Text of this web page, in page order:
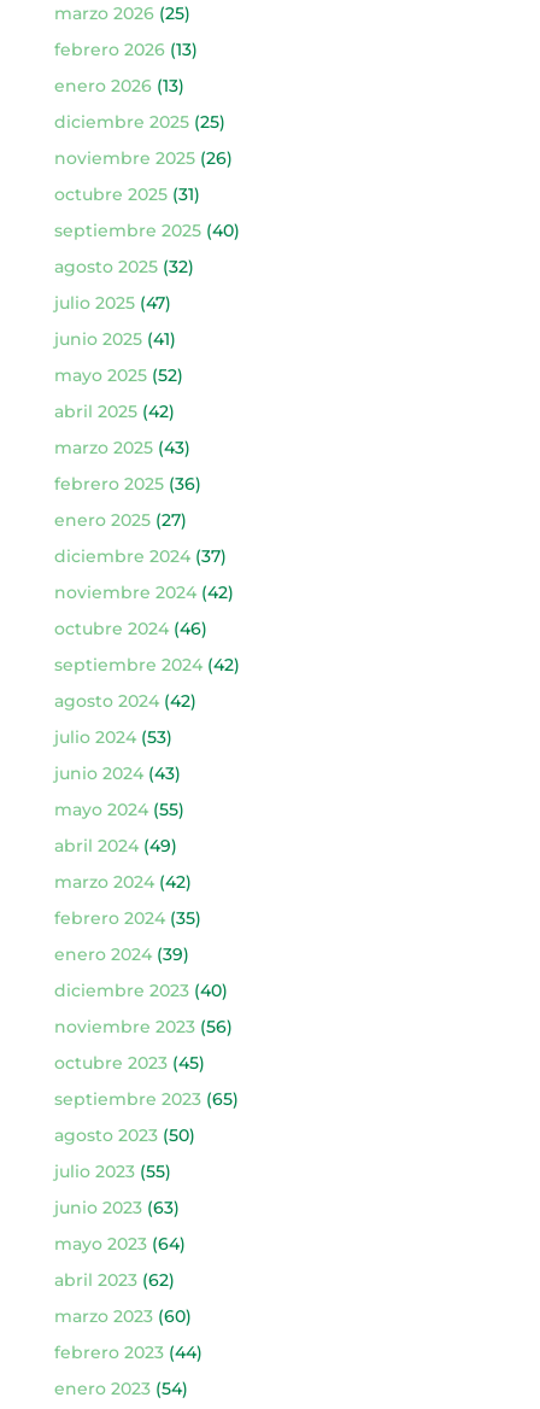
marzo 2026(25)
febrero 2026(13)
enero 2026(13)
diciembre 2025(25)
noviembre 2025(26)
octubre 2025(31)
septiembre 2025(40)
agosto 2025(32)
julio 2025(47)
junio 2025(41)
mayo 2025(52)
abril 2025(42)
marzo 2025(43)
febrero 2025(36)
enero 2025(27)
diciembre 2024(37)
noviembre 2024(42)
octubre 2024(46)
septiembre 2024(42)
agosto 2024(42)
julio 2024(53)
junio 2024(43)
mayo 2024(55)
abril 2024(49)
marzo 2024(42)
febrero 2024(35)
enero 2024(39)
diciembre 2023(40)
noviembre 2023(56)
octubre 2023(45)
septiembre 2023(65)
agosto 2023(50)
julio 2023(55)
junio 2023(63)
mayo 2023(64)
abril 2023(62)
marzo 2023(60)
febrero 2023(44)
enero 2023(54)